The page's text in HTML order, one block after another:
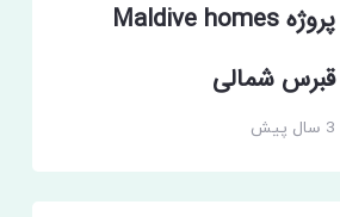
پروژه Maldive homes
قبرس شمالی
3 سال پیش